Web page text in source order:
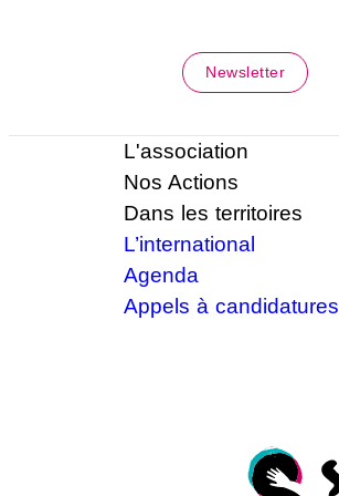
Newsletter
L'association
Nos Actions
Dans les territoires
L’international
Agenda
Appels à candidatures